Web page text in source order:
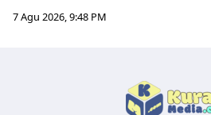
7 Agu 2026, 9:48 PM